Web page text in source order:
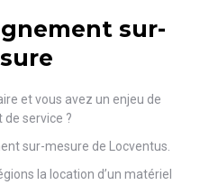
sur-
et vous avez un enjeu de
de service ?
sur-mesure de Locventus.
la location d’un matériel